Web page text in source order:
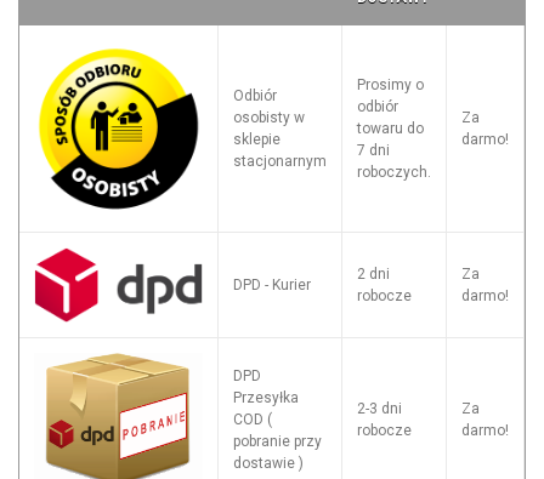
Odbiór
osobisty w
sklepie
stacjonarnym
Prosimy o
odbiór
towaru do
7 dni
roboczych.
Za
darmo!
DPD - Kurier
2 dni
robocze
Za
darmo!
DPD
Przesyłka
COD (
pobranie przy
dostawie )
2-3 dni
robocze
Za
darmo!